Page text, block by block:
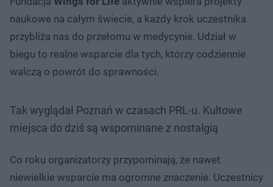
naukowe na całym świecie, a każdy krok uczestnika
przybliża nas do przełomu w medycynie. Udział w
biegu to realne wsparcie dla tych, którzy codziennie
walczą o powrót do sprawności.
Tak wyglądał Poznań w czasach PRL-u. Kultowe
miejsca do dziś są wspominane z nostalgią
Co roku organizatorzy przypominają, że nawet
niewielkie wsparcie ma ogromne znaczenie. Uczestnicy